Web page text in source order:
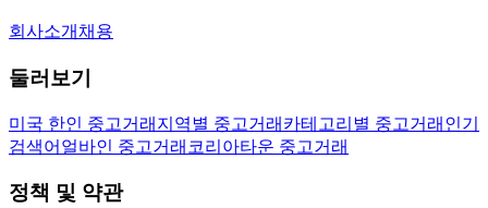
회사소개 채용
둘러보기
미국 한인 중고거래 지역별 중고거래 카테고리별 중고거래 인기
검색어 얼바인 중고거래 코리아타운 중고거래
정책 및 약관